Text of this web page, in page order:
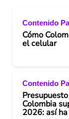
Contenido
Cómo
el celular
Contenido
Colombia
2026: así